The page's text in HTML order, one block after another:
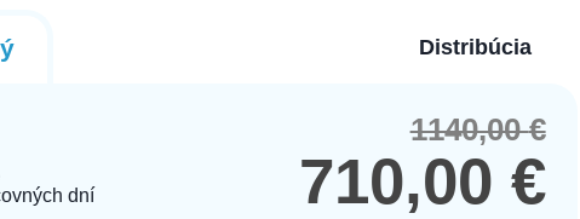
Distribúcia
dní
1140,00€
710,00 €